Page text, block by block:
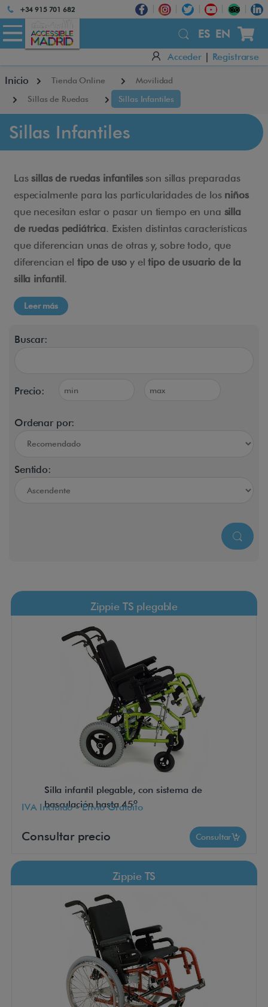
Atención:
Este
sitio
cuenta
un
sistema
+34 915 701 682
ES EN
Acceder Registrarse
Inicio Tienda Online
Movilidad
Sillas de Ruedas
Sillas Infantiles
Sillas Infantiles
Lassillas de ruedas infantilesson sillas preparadas
especialmente para las particularidades de los niños
que necesitan estar o pasar un tiempo en una silla
de ruedas pediátrica. Existen distintas características
que diferencian unas de otras y, sobre todo, que
diferencian el tipo de uso y el tipo de usuario de la
silla infantil .
Leer más
Buscar:
Precio:
Ordenar por:
Sentido:
Zippie TS plegable
Silla infantil plegable, con sistema de
basculación hasta 45º
IVA Incluido - Envío Gratuito
Consultar precio Consultar
Zippie TS